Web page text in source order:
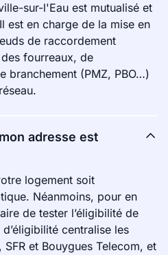
sur-l'Eau est mutualisé et
est en charge de la mise en
de raccordement
fourreaux, de
branchement (PMZ, PBO…)
adresse est
logement soit
Néanmoins, pour en
de tester l’éligibilité de
centralise les
SFR et Bouygues Telecom, et